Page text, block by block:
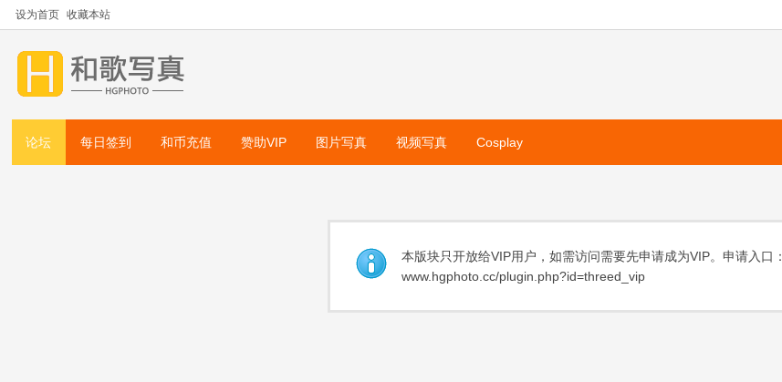
设为首页 收藏本站
论坛 每日签到 和币充值 赞助VIP 图片写真 视频写真 Cosplay
本版块只开放给VIP用户，如需访问需要先申请成为VIP。申请入口：
www.hgphoto.cc/plugin.php?id=threed_vip